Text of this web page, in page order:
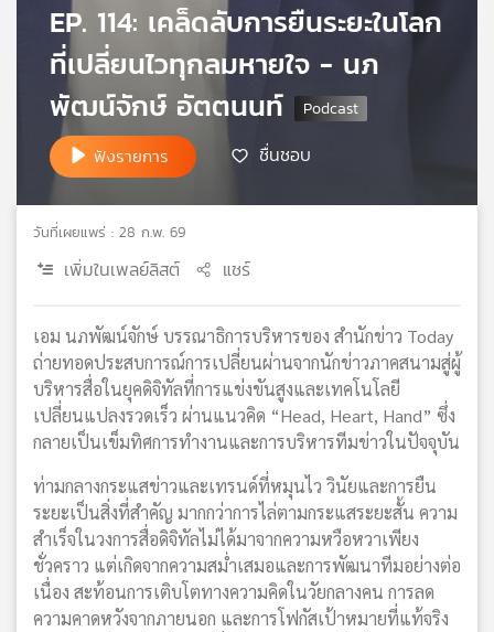
แผนที่
วิทยุ
เครือ
EP. 114: เคล็ดลับการยืนระยะในโลก
ที่เปลี่ยนไวทุกลมหายใจ - นภ
พัฒน์จักษ์ อัตตนนท์
ฟังรายการ ชื่นชอบ
วันที่เผยแพร่ : 28 ก.พ. 69
เพิ่มในเพลย์ลิสต์ แชร์
เอม นภพัฒน์จักษ์ บรรณาธิการบริหารของ สำนักข่าว Today
ถ่ายทอดประสบการณ์การเปลี่ยนผ่านจากนักข่าวภาคสนามสู่ผู้
บริหารสื่อในยุคดิจิทัลที่การแข่งขันสูงและเทคโนโลยี
เปลี่ยนแปลงรวดเร็ว ผ่านแนวคิด “Head, Heart, Hand” ซึ่ง
กลายเป็นเข็มทิศการทำงานและการบริหารทีมข่าวในปัจจุบัน
ท่ามกลางกระแสข่าวและเทรนด์ที่หมุนไว วินัยและการยืน
ระยะเป็นสิ่งที่สำคัญ มากกว่าการไล่ตามกระแสระยะสั้น ความ
สำเร็จในวงการสื่อดิจิทัลไม่ได้มาจากความหวือหวาเพียง
ชั่วคราว แต่เกิดจากความสม่ำเสมอและการพัฒนาทีมอย่างต่อ
เนื่อง สะท้อนการเติบโตทางความคิดในวัยกลางคน การลด
ความคาดหวังจากภายนอก และการโฟกัสเป้าหมายที่แท้จริง